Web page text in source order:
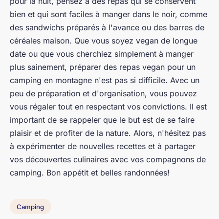
bien et qui sont faciles à manger dans le noir, comme
des sandwichs préparés à l'avance ou des barres de
céréales maison. Que vous soyez vegan de longue
date ou que vous cherchiez simplement à manger
plus sainement, préparer des repas vegan pour un
camping en montagne n'est pas si difficile. Avec un
peu de préparation et d'organisation, vous pouvez
vous régaler tout en respectant vos convictions. Il est
important de se rappeler que le but est de se faire
plaisir et de profiter de la nature. Alors, n'hésitez pas
à expérimenter de nouvelles recettes et à partager
vos découvertes culinaires avec vos compagnons de
camping. Bon appétit et belles randonnées!
Camping